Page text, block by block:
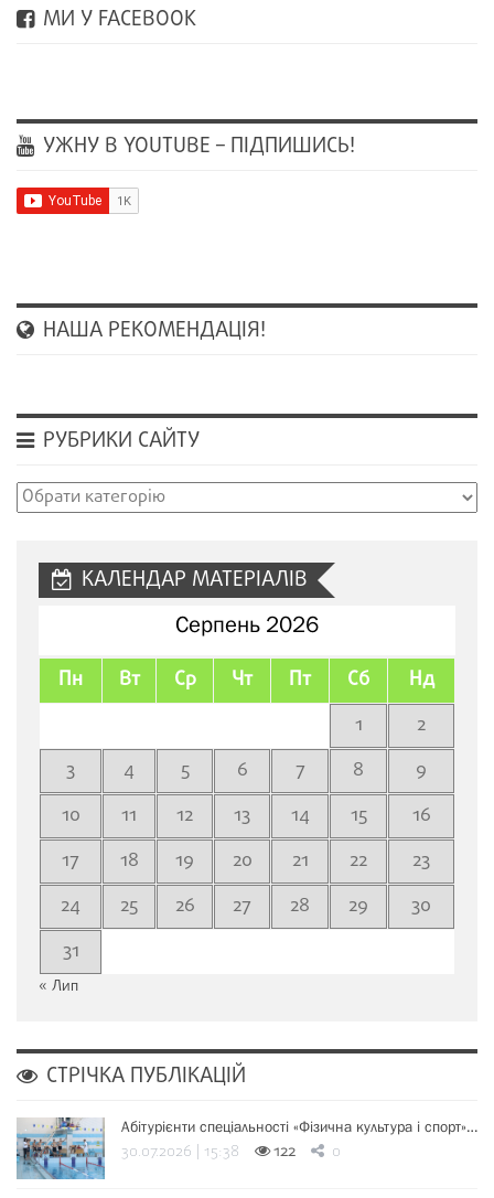
МИ У FACEBOOK
УЖНУ В YOUTUBE – ПІДПИШИСЬ!
НАША РЕКОМЕНДАЦІЯ!
РУБРИКИ САЙТУ
Рубрики
КАЛЕНДАР МАТЕРІАЛІВ
Серпень 2026
Пн Вт Ср Чт Пт Сб Нд
1
2
3
4 5 6 7 8
9
10
11 12 13 14 15
16
17
18 19 20 21 22
23
24
25 26 27 28 29
30
31
« Лип
СТРІЧКА ПУБЛІКАЦІЙ
Абітурієнти спеціальності «Фізична культура і спорт»…
30.07.2026 | 15:38 122 0